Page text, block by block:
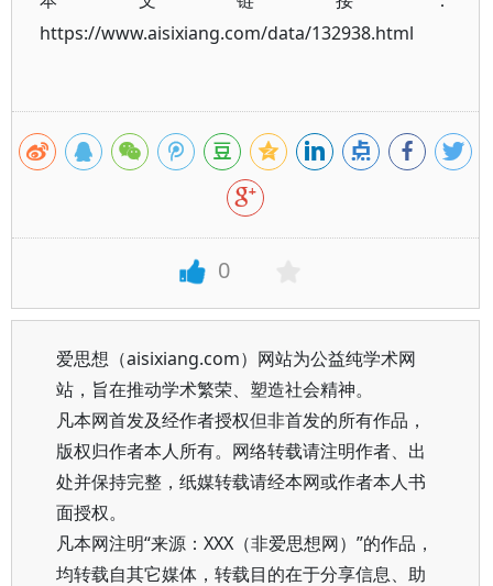
https://www.aisixiang.com/data/132938.html
0
爱思想（aisixiang.com）网站为公益纯学术网
站，旨在推动学术繁荣、塑造社会精神。
凡本网首发及经作者授权但非首发的所有作品，
版权归作者本人所有。网络转载请注明作者、出
处并保持完整，纸媒转载请经本网或作者本人书
面授权。
凡本网注明“来源：XXX（非爱思想网）”的作品，
均转载自其它媒体，转载目的在于分享信息、助